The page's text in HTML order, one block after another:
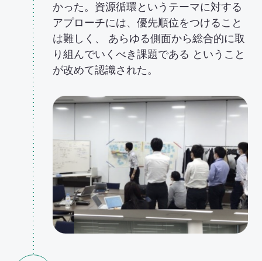
かった。資源循環というテーマに対する
アプローチには、優先順位をつけること
は難しく、 あらゆる側面から総合的に取
り組んでいくべき課題である ということ
が改めて認識された。